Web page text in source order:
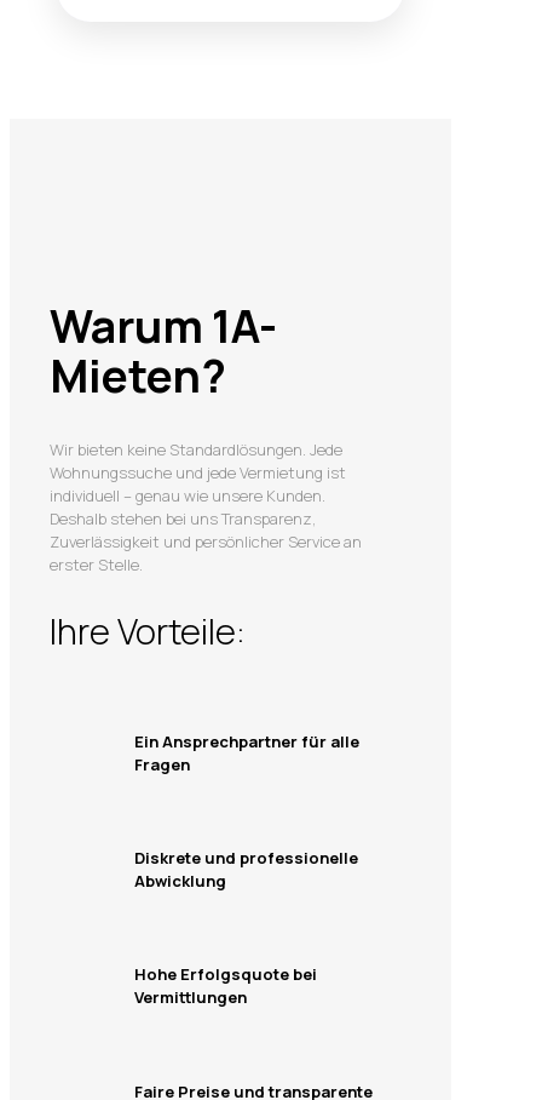
Warum 1A-
Mieten?
Wir bieten keine Standardlösungen. Jede
Wohnungssuche und jede Vermietung ist
individuell – genau wie unsere Kunden.
Deshalb stehen bei uns Transparenz,
Zuverlässigkeit und persönlicher Service an
erster Stelle.
Ihre Vorteile:
Ein Ansprechpartner für alle
Fragen
Diskrete und professionelle
Abwicklung
Hohe Erfolgsquote bei
Vermittlungen
Faire Preise und transparente